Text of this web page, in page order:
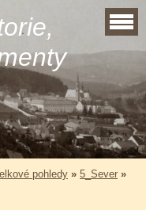
pohledy » 5_Sever »